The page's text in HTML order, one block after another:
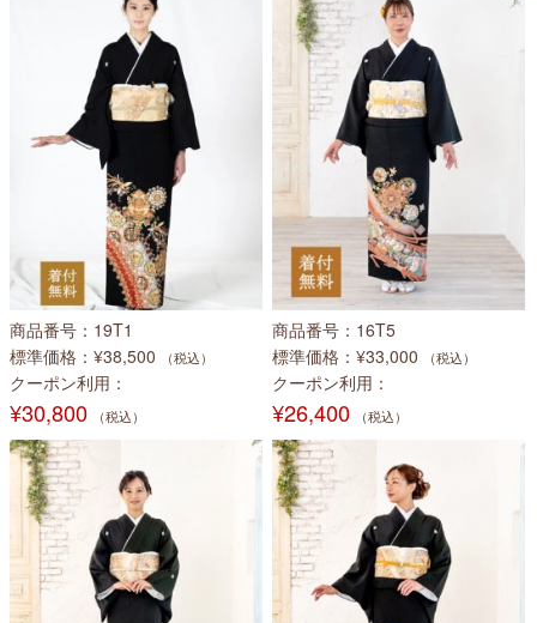
商品番号
19T1
標準価格
¥38,500 （税込）
クーポン利用
¥30,800 （税込）
商品番号
16T5
標準価格
¥33,000 （税込）
クーポン利用
¥26,400 （税込）